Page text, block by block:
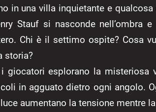
in una villa inquietante e
Stauf si nasconde nell’ombra
Chi è il settimo ospite? Cosa
storia?
giocatori esplorano la misteriosa
in agguato dietro ogni angolo.
aumentano la tensione mentre